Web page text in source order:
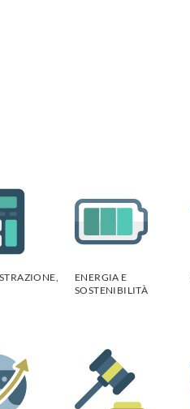
ENERGIA E
SOSTENIBILITÀ